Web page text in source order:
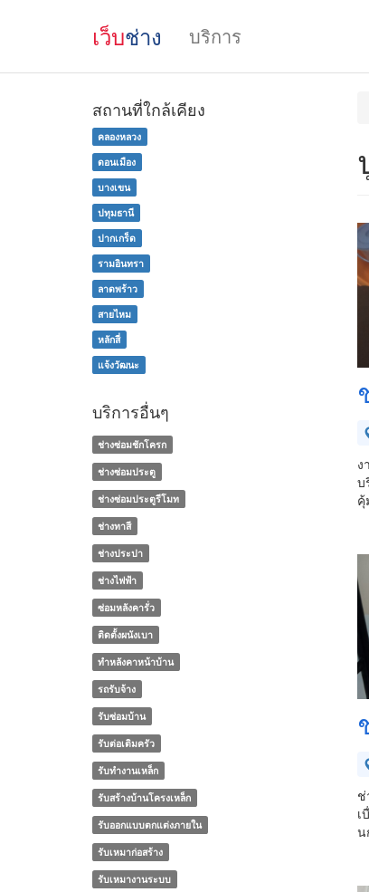
เว็บช่าง บริการ
ง
บ
คุ้
ช่
เ
น
สถานที่ใกล้เคียง
คลองหลวง
ดอนเมือง
บางเขน
ปทุมธานี
ปากเกร็ด
รามอินทรา
ลาดพร้าว
สายไหม
หลักสี่
แจ้งวัฒนะ
บริการอื่นๆ
ช่างซ่อมชักโครก
ช่างซ่อมประตู
ช่างซ่อมประตูรีโมท
ช่างทาสี
ช่างประปา
ช่างไฟฟ้า
ซ่อมหลังคารั่ว
ติดตั้งผนังเบา
ทําหลังคาหน้าบ้าน
รถรับจ้าง
รับซ่อมบ้าน
รับต่อเติมครัว
รับทำงานเหล็ก
รับสร้างบ้านโครงเหล็ก
รับออกแบบตกแต่งภายใน
รับเหมาก่อสร้าง
รับเหมางานระบบ